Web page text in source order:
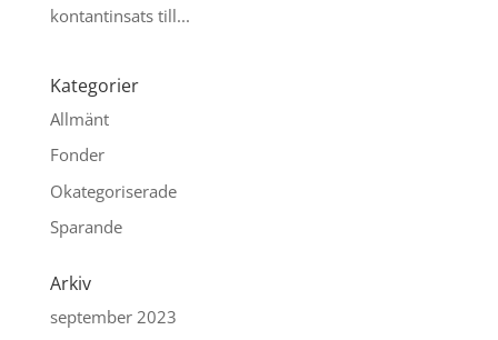
kontantinsats till...
Kategorier
Allmänt
Fonder
Okategoriserade
Sparande
Arkiv
september 2023